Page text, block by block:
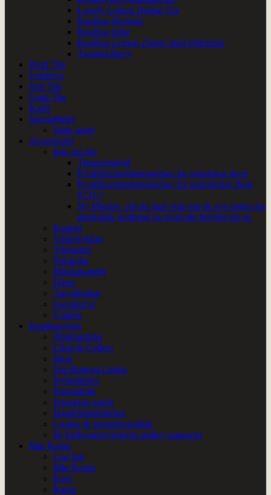
Lovely Lemon Herbal Tea
Rooibos Havtorn
Rooibos Isthe
Rooibos Lemon Zinger med æblemost
Twisted Berry
Hvid The
Urtebryg
Sort The
Grøn The
Kaffe
Specialiteter
Søde sager
Accessories
Info om the
Thearomahjul
Kvalificeringsbetegnelser for ortodokse theer
Kvalificeringsbetegnelser for uortodokse theer
(CTC)
Ny Økolov: Alt du skal vide om de nye regler for
økologisk jordbrug og hvad det betyder for te.
Kopper
Viskestykker
Thehætter
Tekander
Mokkakander
Dåser
The-tilbehør
Gavekurve
T-shirts
Kundeservice
Åbningstider
Click & Collect
Blog
Om Bottega Luigia
Nyhedsbrev
Firmaaftale
Shopping guide
Handelsbetingelser
Cookie & privatlivspolitik
Se Fødevarestyrelsens smiley-rapporter
Min Konto
Log Ind
Min Konto
Kurv
Kasse